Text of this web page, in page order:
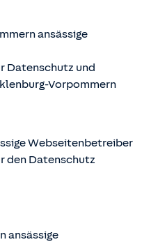
ansässige
Datenschutz und
Vorpommern
Webseitenbetreiber
den Datenschutz
ansässige